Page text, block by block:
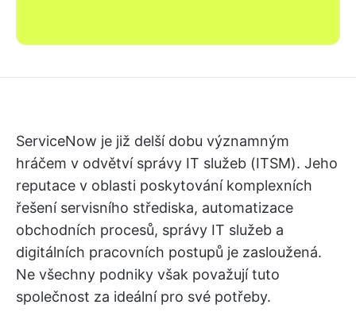
ServiceNow je již delší dobu významným
hráčem v odvětví správy IT služeb (ITSM). Jeho
reputace v oblasti poskytování komplexních
řešení servisního střediska, automatizace
obchodních procesů, správy IT služeb a
digitálních pracovních postupů je zasloužená.
Ne všechny podniky však považují tuto
společnost za ideální pro své potřeby.